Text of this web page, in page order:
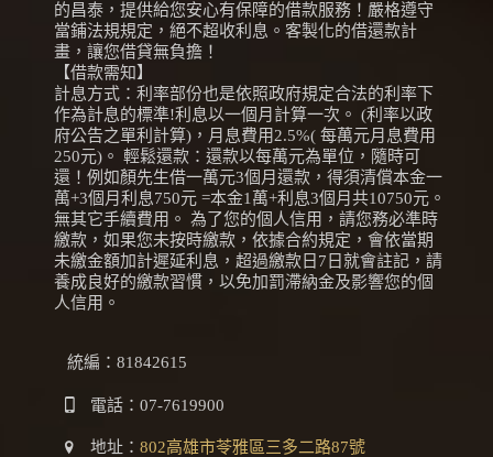
的昌泰，提供給您安心有保障的借款服務！嚴格遵守
當鋪法規規定，絕不超收利息。客製化的借還款計
畫，讓您借貸無負擔！
【借款需知】
計息方式：利率部份也是依照政府規定合法的利率下
作為計息的標準!利息以一個月計算一次。 (利率以政
府公告之單利計算)，月息費用2.5%( 每萬元月息費用
250元)。 輕鬆還款：還款以每萬元為單位，隨時可
還！例如顏先生借一萬元3個月還款，得須清償本金一
萬+3個月利息750元 =本金1萬+利息3個月共10750元。
無其它手續費用。 為了您的個人信用，請您務必準時
繳款，如果您未按時繳款，依據合約規定，會依當期
未繳金額加計遲延利息，超過繳款日7日就會註記，請
養成良好的繳款習慣，以免加罰滯納金及影響您的個
人信用。
統編：81842615
電話： 07-7619900
地址： 802高雄市苓雅區三多二路87號